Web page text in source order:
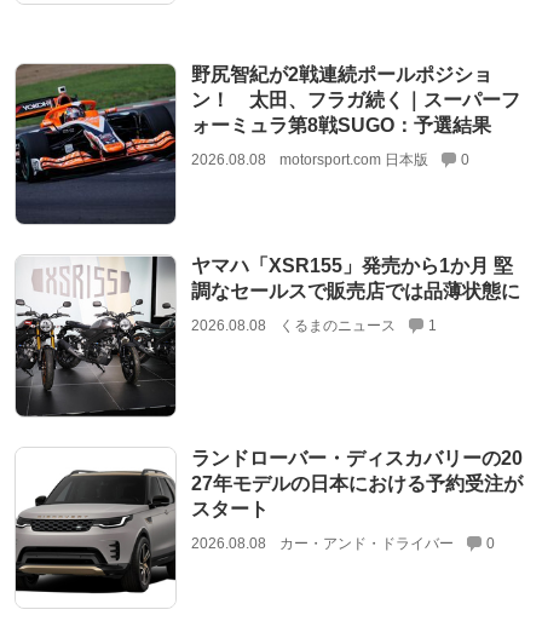
野尻智紀が2戦連続ポールポジショ
ン！ 太田、フラガ続く｜スーパーフ
ォーミュラ第8戦SUGO：予選結果
2026.08.08 motorsport.com 日本版 0
ヤマハ「XSR155」発売から1か月 堅
調なセールスで販売店では品薄状態に
2026.08.08 くるまのニュース 1
ランドローバー・ディスカバリーの20
27年モデルの日本における予約受注が
スタート
2026.08.08 カー・アンド・ドライバー 0